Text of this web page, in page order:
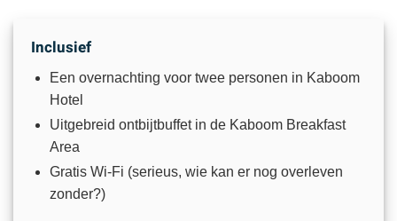
Inclusief
Een overnachting voor twee personen in Kaboom
Hotel
Uitgebreid ontbijtbuffet in de Kaboom Breakfast
Area
Gratis Wi-Fi (serieus, wie kan er nog overleven
zonder?)